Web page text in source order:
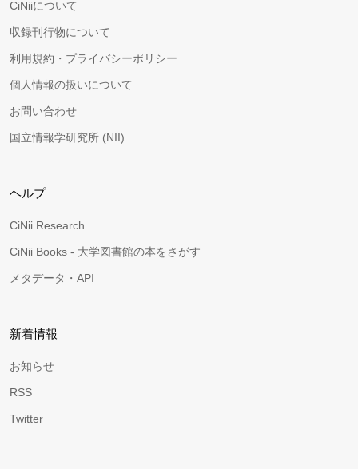
CiNiiについて
収録刊行物について
利用規約・プライバシーポリシー
個人情報の扱いについて
お問い合わせ
国立情報学研究所 (NII)
ヘルプ
CiNii Research
CiNii Books - 大学図書館の本をさがす
メタデータ・API
新着情報
お知らせ
RSS
Twitter